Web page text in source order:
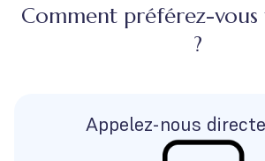
Comment préférez-
?
Appelez-nous